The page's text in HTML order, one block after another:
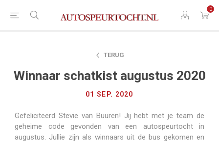
0
TERUG
Winnaar schatkist augustus 2020
01 SEP. 2020
Gefeliciteerd Stevie van Buuren! Jij hebt met je team de
geheime code gevonden van een autospeurtocht in
augustus. Jullie zijn als winnaars uit de bus gekomen en